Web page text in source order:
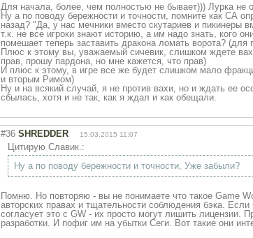
Для начала, более, чем полностью не бывает))) Лурка не
Ну а по поводу бережности и точности, помните как СА
назад? "Да, у нас мечники вместо скутариев и пикинеры
т.к. не все игроки знают историю, а им надо знать, кого
помешает теперь заставить дракона ломать ворота? (для
Плюс к этому вы, уважаемый сичевик, слишком ждете
прав, прошу пардона, но мне кажется, что прав)
И плюс к этому, в игре все же будет слишком мало
и вторым Римом)
Ну и на всякий случай, я не против вахи, но и ждать ее
сбылась, хотя и не так, как я ждал и как обещали.
#36 SHREDDER 15.03.2015 11:07
Цитирую Славик.:
Ну а по поводу бережности и точности, Уже забыли?
Помню. Но повторяю - вы не понимаете что такое Game
авторских правах и тщательности соблюдения бэка.
согласует это с GW - их просто могут лишить лицензии.
разработки. И пофиг им на убытки Сеги. Вот такие они